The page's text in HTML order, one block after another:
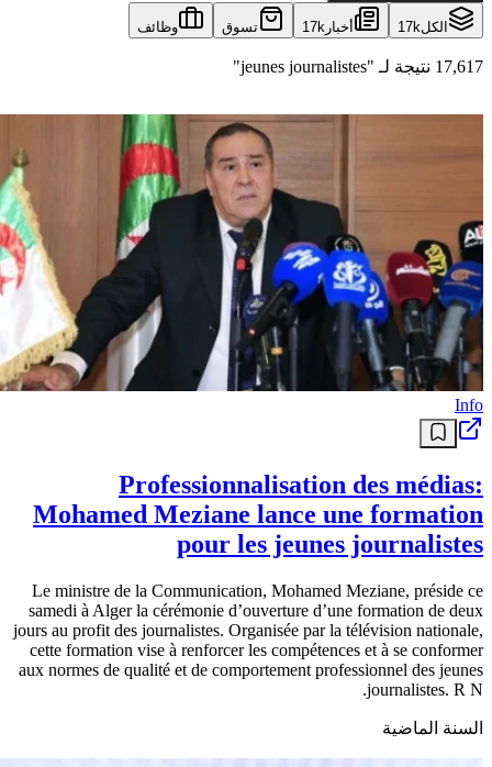
الكل17k أخبار 17k تسوق وظائف
17,617 نتيجة لـ "jeunes journalistes"
Info
Professionnalisation des médias:
Mohamed Meziane lance une formation
pour les jeunes journalistes
Le ministre de la Communication, Mohamed Meziane, préside ce
samedi à Alger la cérémonie d’ouverture d’une formation de deux
jours au profit des journalistes. Organisée par la télévision nationale,
cette formation vise à renforcer les compétences et à se conformer
aux normes de qualité et de comportement professionnel des jeunes
journalistes. R N.
السنة الماضية